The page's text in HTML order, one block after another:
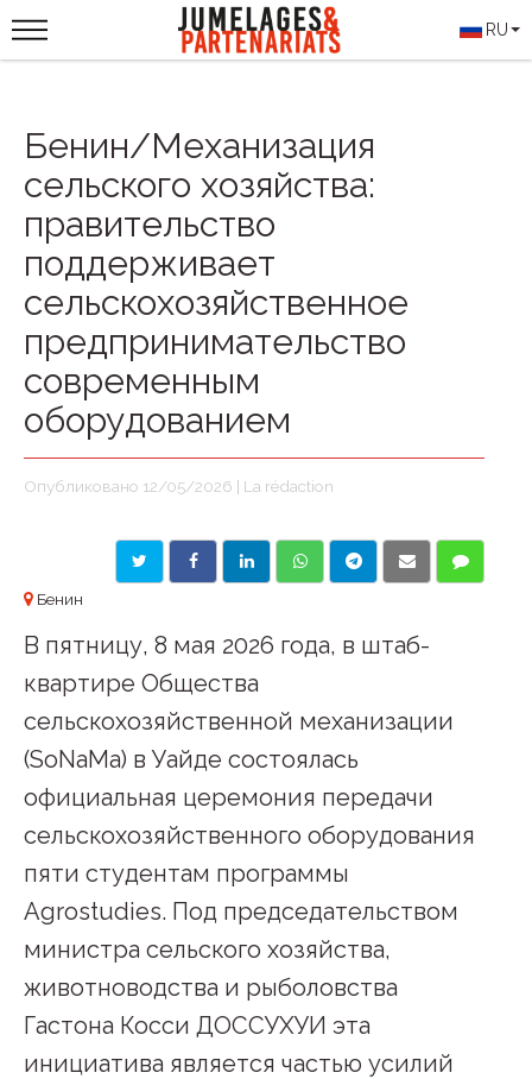
RU
Бенин/Механизация
сельского хозяйства:
правительство
поддерживает
сельскохозяйственное
предпринимательство
современным
оборудованием
Опубликовано 12/05/2026 | La rédaction
Бенин
В пятницу, 8 мая 2026 года, в штаб-
квартире Общества
сельскохозяйственной механизации
(SoNaMa) в Уайде состоялась
официальная церемония передачи
сельскохозяйственного оборудования
пяти студентам программы
Agrostudies. Под председательством
министра сельского хозяйства,
животноводства и рыболовства
Гастона Косси ДОССУХУИ эта
инициатива является частью усилий